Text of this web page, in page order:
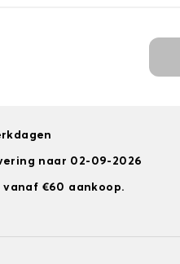
naar 02-09-2026
€60 aankoop.